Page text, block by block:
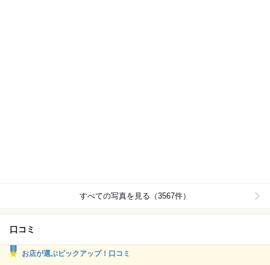
すべての写真を見る（3567件）
口コミ
お店が選ぶピックアップ！口コミ